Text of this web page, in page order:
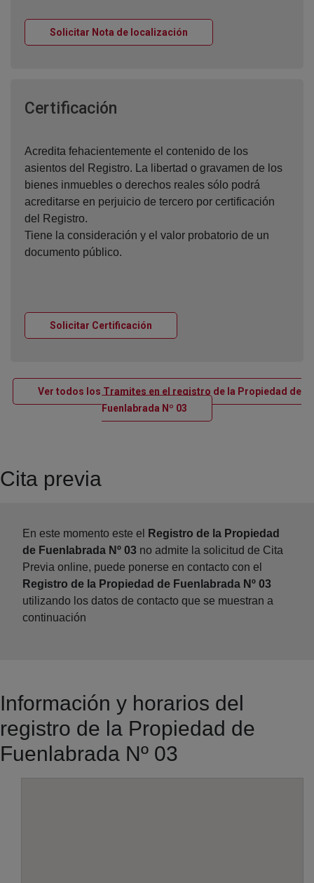
Solicitar Nota de localización
Certificación
Acredita fehacientemente el contenido de los
asientos del Registro. La libertad o gravamen de los
bienes inmuebles o derechos reales sólo podrá
acreditarse en perjuicio de tercero por certificación
del Registro.
Tiene la consideración y el valor probatorio de un
documento público.
Solicitar Certificación
Ver todos los Tramites en el registro de la Propiedad de
Fuenlabrada Nº 03 Ventana nueva
Cita previa
En este momento este el
Registro de la Propiedad
de Fuenlabrada Nº 03 no admite la solicitud de Cita
Previa online, puede ponerse en contacto con el
Registro de la Propiedad de Fuenlabrada Nº 03
utilizando los datos de contacto que se muestran a
continuación
Información y horarios del
registro de la Propiedad de
Fuenlabrada Nº 03